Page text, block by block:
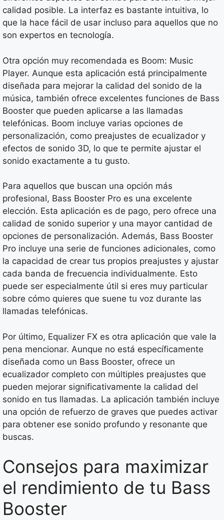
calidad posible. La interfaz es bastante intuitiva, lo
que la hace fácil de usar incluso para aquellos que no
son expertos en tecnología.
Otra opción muy recomendada es Boom: Music
Player. Aunque esta aplicación está principalmente
diseñada para mejorar la calidad del sonido de la
música, también ofrece excelentes funciones de Bass
Booster que pueden aplicarse a las llamadas
telefónicas. Boom incluye varias opciones de
personalización, como preajustes de ecualizador y
efectos de sonido 3D, lo que te permite ajustar el
sonido exactamente a tu gusto.
Para aquellos que buscan una opción más
profesional, Bass Booster Pro es una excelente
elección. Esta aplicación es de pago, pero ofrece una
calidad de sonido superior y una mayor cantidad de
opciones de personalización. Además, Bass Booster
Pro incluye una serie de funciones adicionales, como
la capacidad de crear tus propios preajustes y ajustar
cada banda de frecuencia individualmente. Esto
puede ser especialmente útil si eres muy particular
sobre cómo quieres que suene tu voz durante las
llamadas telefónicas.
Por último, Equalizer FX es otra aplicación que vale la
pena mencionar. Aunque no está específicamente
diseñada como un Bass Booster, ofrece un
ecualizador completo con múltiples preajustes que
pueden mejorar significativamente la calidad del
sonido en tus llamadas. La aplicación también incluye
una opción de refuerzo de graves que puedes activar
para obtener ese sonido profundo y resonante que
buscas.
Consejos para maximizar
el rendimiento de tu Bass
Booster